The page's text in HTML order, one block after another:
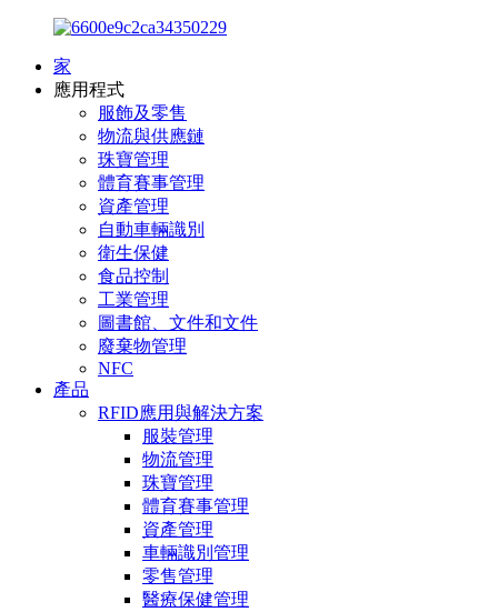
家
應用程式
服飾及零售
物流與供應鏈
珠寶管理
體育賽事管理
資產管理
自動車輛識別
衛生保健
食品控制
工業管理
圖書館、文件和文件
廢棄物管理
NFC
產品
RFID應用與解決方案
服裝管理
物流管理
珠寶管理
體育賽事管理
資產管理
車輛識別管理
零售管理
醫療保健管理